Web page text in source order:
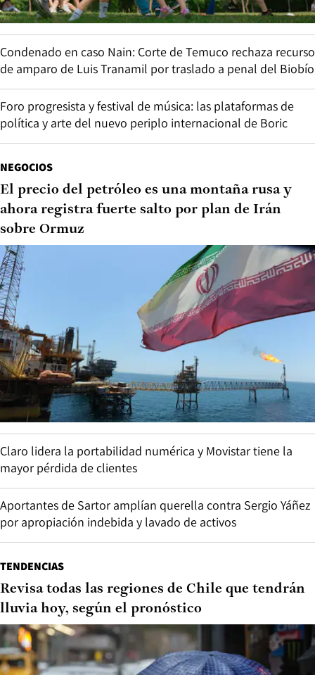
Condenado en caso Nain: Corte de Temuco rechaza recurso
de amparo de Luis Tranamil por traslado a penal del Biobío
Foro progresista y festival de música: las plataformas de
política y arte del nuevo periplo internacional de Boric
NEGOCIOS
El precio del petróleo es una montaña rusa y
ahora registra fuerte salto por plan de Irán
sobre Ormuz
Claro lidera la portabilidad numérica y Movistar tiene la
mayor pérdida de clientes
Aportantes de Sartor amplían querella contra Sergio Yáñez
por apropiación indebida y lavado de activos
TENDENCIAS
Revisa todas las regiones de Chile que tendrán
lluvia hoy, según el pronóstico